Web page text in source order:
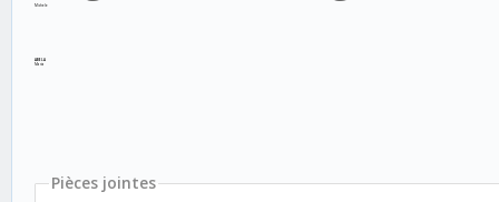
Michele
ABELA
Maria
Pièces jointes